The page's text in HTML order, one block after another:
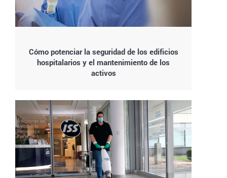
Cómo potenciar la seguridad de los edificios
hospitalarios y el mantenimiento de los
activos